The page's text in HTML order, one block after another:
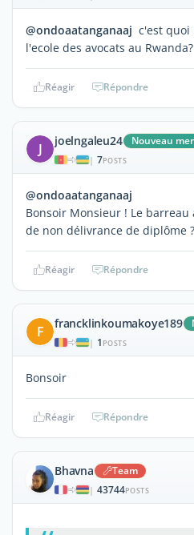
@ondoaatanganaaj c'est
l'ecole des avocats au Rwanda?
Réagir Répondre
J joelngaleu24 Nouveau
| 7POSTS
@ondoaatanganaaj
Bonsoir Monsieur ! Le
de non délivrance de diplôme ?
Réagir Répondre
F francklinkoumakoye189
| 1 POSTS
Bonsoir
Réagir Répondre
Bhavna Team
| 43744POSTS